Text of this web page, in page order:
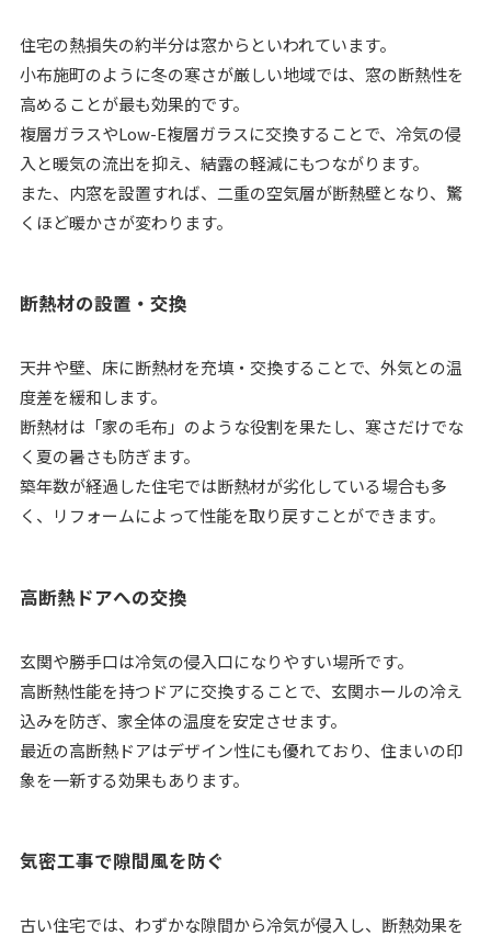
住宅の熱損失の約半分は窓からといわれています。
小布施町のように冬の寒さが厳しい地域では、窓の断熱性を
高めることが最も効果的です。
複層ガラスやLow-E複層ガラスに交換することで、冷気の侵
入と暖気の流出を抑え、結露の軽減にもつながります。
また、内窓を設置すれば、二重の空気層が断熱壁となり、驚
くほど暖かさが変わります。
断熱材の設置・交換
天井や壁、床に断熱材を充填・交換することで、外気との温
度差を緩和します。
断熱材は「家の毛布」のような役割を果たし、寒さだけでな
く夏の暑さも防ぎます。
築年数が経過した住宅では断熱材が劣化している場合も多
く、リフォームによって性能を取り戻すことができます。
高断熱ドアへの交換
玄関や勝手口は冷気の侵入口になりやすい場所です。
高断熱性能を持つドアに交換することで、玄関ホールの冷え
込みを防ぎ、家全体の温度を安定させます。
最近の高断熱ドアはデザイン性にも優れており、住まいの印
象を一新する効果もあります。
気密工事で隙間風を防ぐ
古い住宅では、わずかな隙間から冷気が侵入し、断熱効果を